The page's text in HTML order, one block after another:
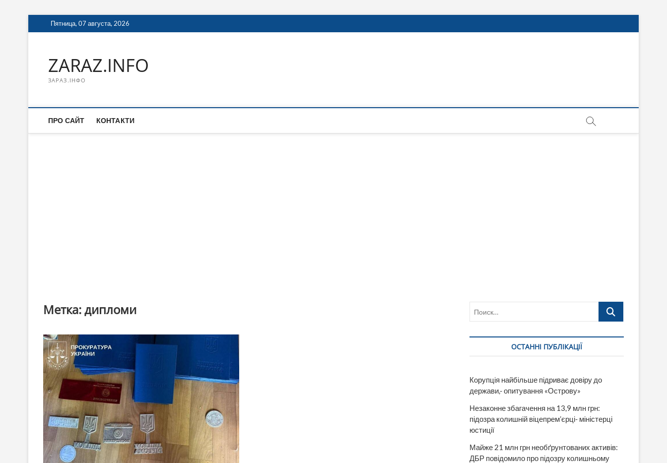
Перейти
к
Пятница, 07 августа, 2026
ZARAZ.INFO
ЗАРАЗ.ІНФО
ПРО САЙТ КОНТАКТИ
Метка:дипломи Поиск…
ОСТАННІ ПУБЛІКАЦІЇ
Корупція найбільше підриває довіру до
держави,- опитування «Острову»
Незаконне збагачення на 13,9 млн грн:
підозра колишній віцепрем’єрці- міністерці
юстиції
Майже 21 млн грн необґрунтованих активів:
ДБР повідомило про підозру колишньому